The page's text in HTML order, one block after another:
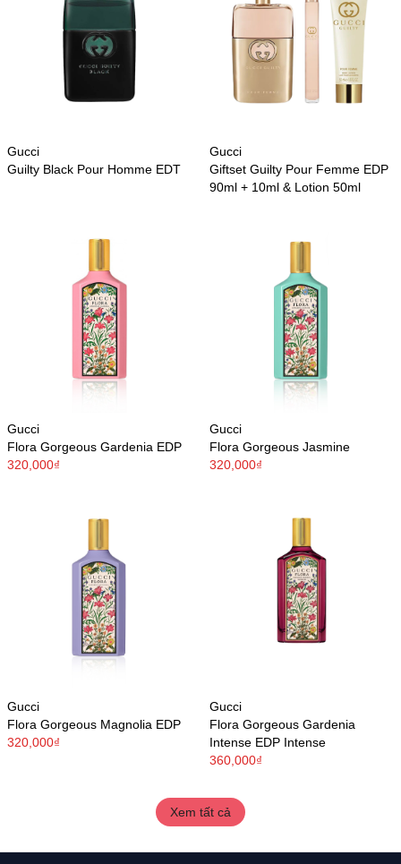
Gucci
Guilty Black Pour Homme EDT
Gucci
Giftset Guilty Pour Femme EDP
90ml + 10ml & Lotion 50ml
Gucci
Flora Gorgeous Gardenia EDP
320,000₫
Gucci
Flora Gorgeous Jasmine
320,000₫
Gucci
Flora Gorgeous Magnolia EDP
320,000₫
Gucci
Flora Gorgeous Gardenia
Intense EDP Intense
360,000₫
Xem tất cả